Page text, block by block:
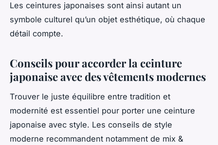
Les ceintures japonaises sont ainsi autant un
symbole culturel qu’un objet esthétique, où chaque
détail compte.
Conseils pour accorder la ceinture
japonaise avec des vêtements modernes
Trouver le juste équilibre entre tradition et
modernité est essentiel pour porter une ceinture
japonaise avec style. Les conseils de style
moderne recommandent notamment de mix &